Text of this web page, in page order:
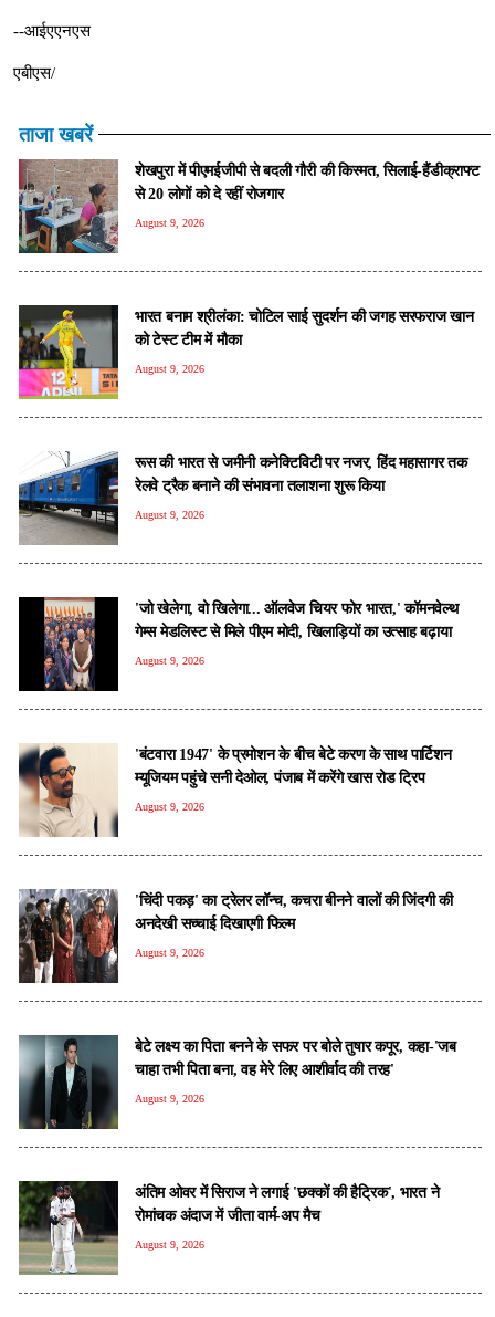
--आईएएनएस
एबीएस/
ताजा खबरें
शेखपुरा में पीएमईजीपी से बदली गौरी की किस्मत, सिलाई-हैंडीक्राफ्ट
से 20 लोगों को दे रहीं रोजगार
August 9, 2026
भारत बनाम श्रीलंका: चोटिल साई सुदर्शन की जगह सरफराज खान
को टेस्ट टीम में मौका
August 9, 2026
रूस की भारत से जमीनी कनेक्टिविटी पर नजर, हिंद महासागर तक
रेलवे ट्रैक बनाने की संभावना तलाशना शुरू किया
August 9, 2026
'जो खेलेगा, वो खिलेगा... ऑलवेज चियर फोर भारत,' कॉमनवेल्थ
गेम्स मेडलिस्ट से मिले पीएम मोदी, खिलाड़ियों का उत्साह बढ़ाया
August 9, 2026
'बंटवारा 1947' के प्रमोशन के बीच बेटे करण के साथ पार्टिशन
म्यूजियम पहुंचे सनी देओल, पंजाब में करेंगे खास रोड ट्रिप
August 9, 2026
'चिंदी पकड़' का ट्रेलर लॉन्च, कचरा बीनने वालों की जिंदगी की
अनदेखी सच्चाई दिखाएगी फिल्म
August 9, 2026
बेटे लक्ष्य का पिता बनने के सफर पर बोले तुषार कपूर, कहा-'जब
चाहा तभी पिता बना, वह मेरे लिए आशीर्वाद की तरह'
August 9, 2026
अंतिम ओवर में सिराज ने लगाई 'छक्कों की हैट्रिक', भारत ने
रोमांचक अंदाज में जीता वार्म-अप मैच
August 9, 2026